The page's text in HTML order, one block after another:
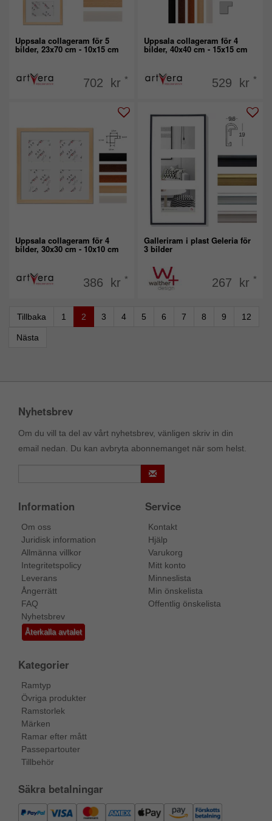
Uppsala collageram för 5
bilder, 23x70 cm - 10x15 cm
702 kr *
Uppsala collageram för 4
bilder, 40x40 cm - 15x15 cm
529 kr *
Uppsala collageram för 4
bilder, 30x30 cm - 10x10 cm
386 kr *
Galleriram i plast Geleria för
3 bilder
267 kr *
Tillbaka 1 2 3 4 5 6 7 8 9 12
Nästa
Nyhetsbrev
Om du vill ta del av vårt nyhetsbrev, vänligen skriv in din
email nedan. Du kan avbryta abonnemanget när som helst.
Information
Om oss
Juridisk information
Allmänna villkor
Integritetspolicy
Leverans
Ångerrätt
FAQ
Nyhetsbrev
Återkalla avtalet
Service
Kontakt
Hjälp
Varukorg
Mitt konto
Minneslista
Min önskelista
Offentlig önskelista
Kategorier
Ramtyp
Övriga produkter
Ramstorlek
Märken
Ramar efter mått
Passepartouter
Tillbehör
Säkra betalningar